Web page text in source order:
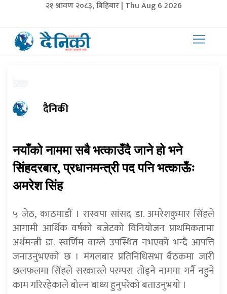
२१ श्रावण २०८३, बिहिबार | Thu Aug 6 2026
दैनिकी
नयाँको नाममा सबै भत्काउँदै जाने हो भने
सिंहदरबार, प्रधानमन्त्री पद पनि भत्काऊँः
अमरेश सिंह
५ जेठ, काठमाडौं । रास्वपा सांसद डा. अमरेशकुमार सिंहले
आगामी आर्थिक वर्षको बजेटको विनियोजन प्राथमिकतामा
अर्थमन्त्री डा. स्वर्णिम वाग्ले उपस्थित नभएको भन्दै आपत्ति
जनाउनुभएकाे छ । मंगलबार प्रतिनिधिसभा बैठकमा जारी
छलफलमा सिंहले सरकारले परम्परा तोड्ने नाममा गर्नै नहुने
काम गरिरहेकाले बोल्न बाध्य हुनुपरेको बताउनुभयाे ।